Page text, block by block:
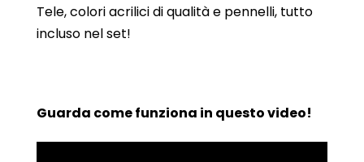
Tele, colori acrilici di qualità e pennelli, tutto
incluso nel set!
Guarda come funziona in questo video!